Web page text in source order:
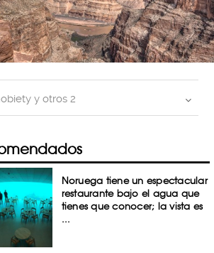
y otros 2
Noruega tiene un espectacular
restaurante bajo el agua que
tienes que conocer; la vista es
...